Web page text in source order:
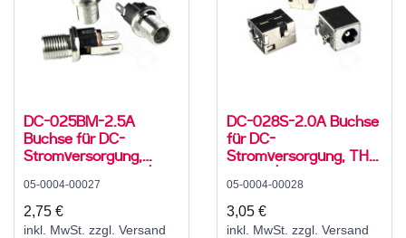
DC-025BM-2.5A
Buchse für DC-
Stromversorgung,
Lötfahnen, für 5,5 / 2,5
mm Hohlstecker, 30 V,
500 mA, 0°, -20..70 °C,
C8
05-0004-00027
2,75 €
inkl. MwSt. zzgl. Versand
DC-028S-2.0A Buchse
für DC-
Stromversorgung, THT,
für 5,5 / 2,1 mm
Hohlstecker, 24 V, 5 A,
90°, -20..70 °C
05-0004-00028
3,05 €
inkl. MwSt. zzgl. Versand